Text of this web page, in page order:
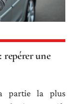
repérer une
partie la plus